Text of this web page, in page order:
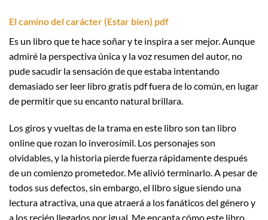
El camino del carácter (Estar bien) pdf
Es un libro que te hace soñar y te inspira a ser mejor. Aunque
admiré la perspectiva única y la voz resumen del autor, no
pude sacudir la sensación de que estaba intentando
demasiado ser leer libro gratis pdf fuera de lo común, en lugar
de permitir que su encanto natural brillara.
Los giros y vueltas de la trama en este libro son tan libro
online​ que rozan lo inverosímil. Los personajes son
olvidables, y la historia pierde fuerza rápidamente después
de un comienzo prometedor. Me alivió terminarlo. A pesar de
todos sus defectos, sin embargo, el libro sigue siendo una
lectura atractiva, una que atraerá a los fanáticos del género y
a los recién llegados por igual. Me encanta cómo este libro